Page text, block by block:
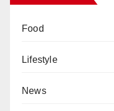
Food
Lifestyle
News